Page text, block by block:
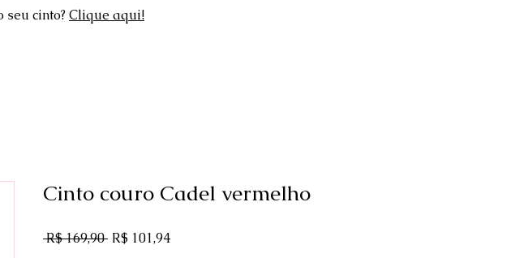
seu cinto?Clique aqui!
Cinto couro Cadel vermelho
R$ 169,90 Preço normal
R$ 101,94Preço promocional